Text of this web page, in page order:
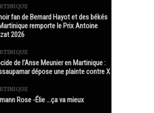
fan de Bernard Hayot et des békés
remporte le Prix Antoine
2026
de l’Anse Meunier en Martinique :
dépose une plainte contre X
Rose -Élie …ça va mieux